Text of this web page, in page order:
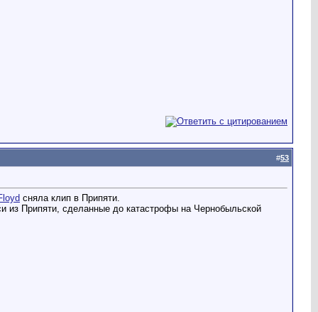
#53
сняла клип в Припяти.
из Припяти, сделанные до катастрофы на Чернобыльской